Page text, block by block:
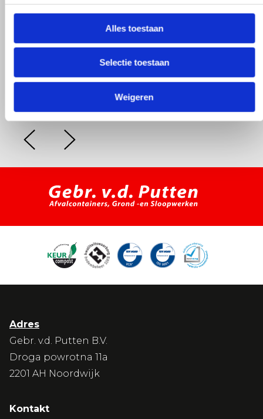
Alles toestaan
Selectie toestaan
Weigeren
Adres
Gebr. v.d. Putten B.V.
Droga powrotna 11a
2201 AH Noordwijk
Kontakt